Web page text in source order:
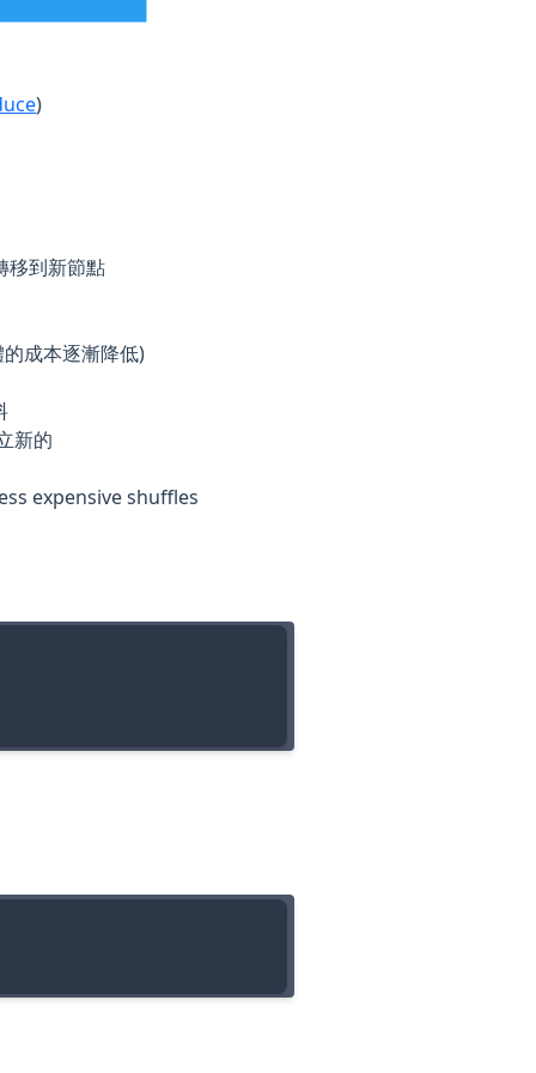
)
移到新節點
成本逐漸降低)
新的
expensive shuffles